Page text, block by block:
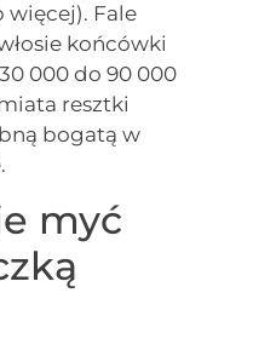
więcej). Fale
końcówki
000 do 90 000
resztki
bogatą w
myć